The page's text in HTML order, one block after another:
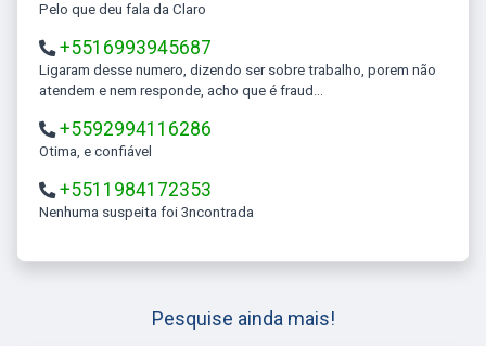
Pelo que deu fala da Claro
+5516993945687
Ligaram desse numero, dizendo ser sobre trabalho, porem não
atendem e nem responde, acho que é fraud...
+5592994116286
Otima, e confiável
+5511984172353
Nenhuma suspeita foi 3ncontrada
Pesquise ainda mais!